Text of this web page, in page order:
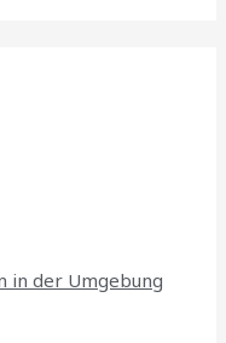
in der Umgebung